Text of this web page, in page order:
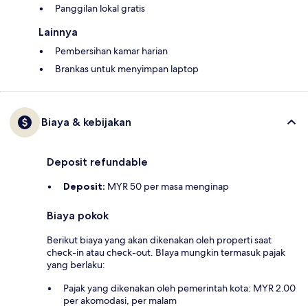
Panggilan lokal gratis
Lainnya
Pembersihan kamar harian
Brankas untuk menyimpan laptop
Biaya & kebijakan
Deposit refundable
Deposit: MYR 50 per masa menginap
Biaya pokok
Berikut biaya yang akan dikenakan oleh properti saat
check-in atau check-out. BIaya mungkin termasuk pajak
yang berlaku:
Pajak yang dikenakan oleh pemerintah kota: MYR 2.00
per akomodasi, per malam